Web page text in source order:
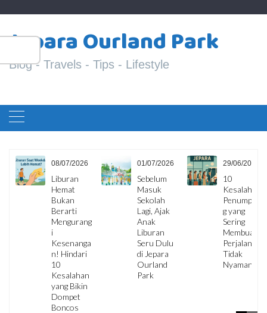
content
Jepara Ourland Park
Blog - Travels - Tips - Lifestyle
08/07/2026
Liburan
Hemat
Bukan
Berarti
Mengurang
i
Kesenanga
n! Hindari
10
Kesalahan
yang Bikin
Dompet
Boncos
01/07/2026
Sebelum
Masuk
Sekolah
Lagi, Ajak
Anak
Liburan
Seru Dulu
di Jepara
Ourland
Park
29/06/2026
10
Kesalahan
Penumpan
g yang
Sering
Membuat
Perjalanan
Tidak
Nyaman